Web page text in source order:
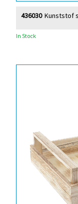
Kunststof
436030
In Stock